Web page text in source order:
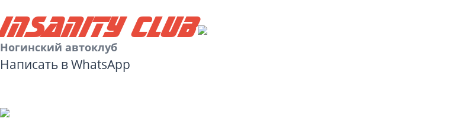
Insanity Club
Ногинский автоклуб
Написать в WhatsApp